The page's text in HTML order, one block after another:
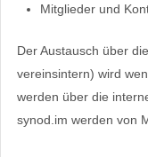
Mitglieder und
Der Austausch über
vereinsintern) wird
werden über die
synod.im werden von